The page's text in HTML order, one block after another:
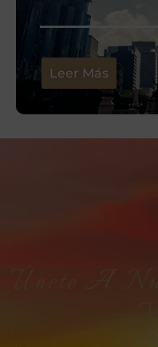
Leer Más